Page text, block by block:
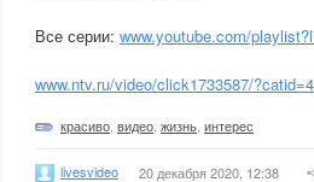
Все серии: www.youtube.com/
www.ntv.ru/video/click1733587/?catid=4
красиво видео жизнь интерес
livesvideo 20 декабря 2020, 12:38